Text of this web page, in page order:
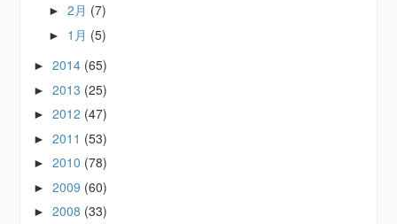
►2月 (7)
► 1月 (5)
►2014 (65)
►2013 (25)
►2012 (47)
►2011 (53)
►2010 (78)
►2009 (60)
►2008 (33)